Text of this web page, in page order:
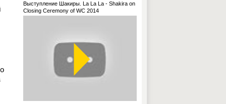
Выступление Шакиры. La La La - Shakira on
Closing Ceremony of WC 2014